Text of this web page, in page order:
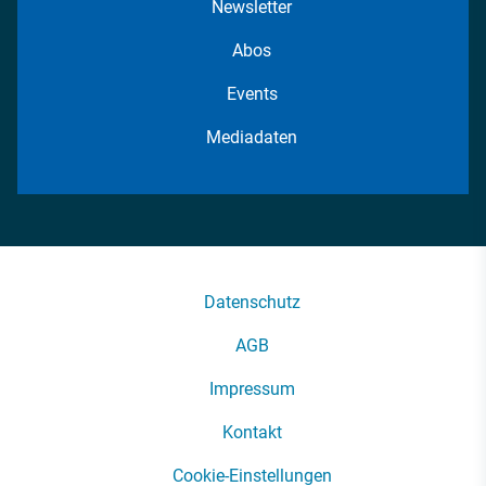
Newsletter
Abos
Events
Mediadaten
Datenschutz
AGB
Impressum
Kontakt
Cookie-Einstellungen